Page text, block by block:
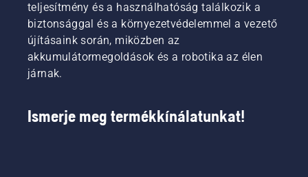
teljesítmény és a használhatóság találkozik a
biztonsággal és a környezetvédelemmel a vezető
újításaink során, miközben az
akkumulátormegoldások és a robotika az élen
járnak.
Ismerje meg termékkínálatunkat!